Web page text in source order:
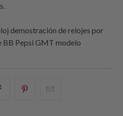
demostración de relojes por
BB Pepsi GMT modelo
ComparteCompartir